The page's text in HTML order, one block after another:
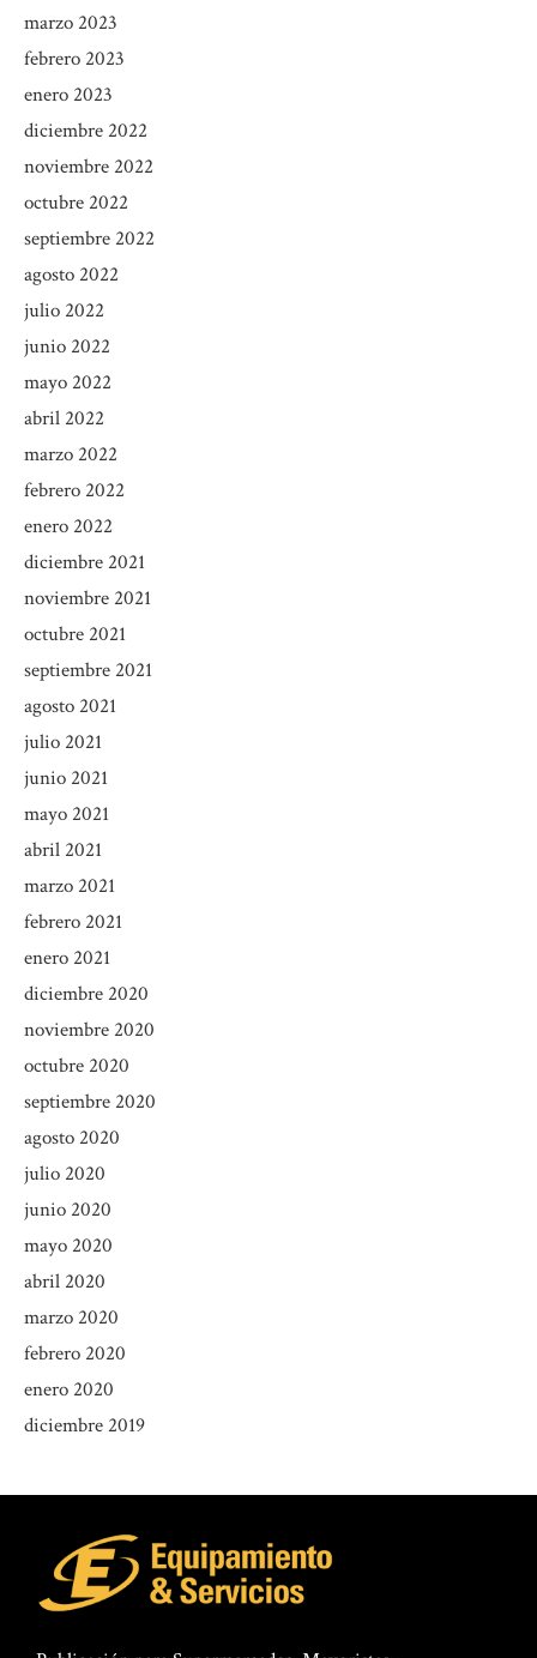
marzo 2023
febrero 2023
enero 2023
diciembre 2022
noviembre 2022
octubre 2022
septiembre 2022
agosto 2022
julio 2022
junio 2022
mayo 2022
abril 2022
marzo 2022
febrero 2022
enero 2022
diciembre 2021
noviembre 2021
octubre 2021
septiembre 2021
agosto 2021
julio 2021
junio 2021
mayo 2021
abril 2021
marzo 2021
febrero 2021
enero 2021
diciembre 2020
noviembre 2020
octubre 2020
septiembre 2020
agosto 2020
julio 2020
junio 2020
mayo 2020
abril 2020
marzo 2020
febrero 2020
enero 2020
diciembre 2019